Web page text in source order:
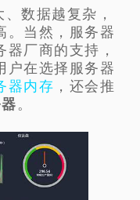
数据越复杂，
。当然，服务器
厂商的支持，
户在选择服务器
器内存 ，还会推
。